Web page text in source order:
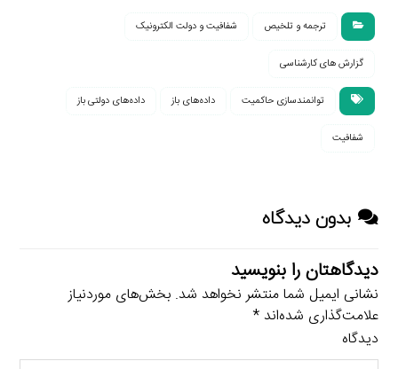
ترجمه و تلخیص شفافیت و دولت الکترونیک
گزارش های کارشناسی
توانمندسازی حاکمیت داده‌های باز داده‌های دولتی باز
شفافیت
بدون دیدگاه
دیدگاهتان را بنویسید
نشانی ایمیل شما منتشر نخواهد شد. بخش‌های موردنیاز
علامت‌گذاری شده‌اند*
دیدگاه